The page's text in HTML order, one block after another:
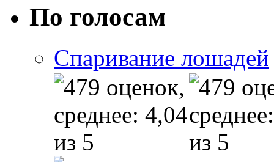
По голосам
Спаривание лошадей